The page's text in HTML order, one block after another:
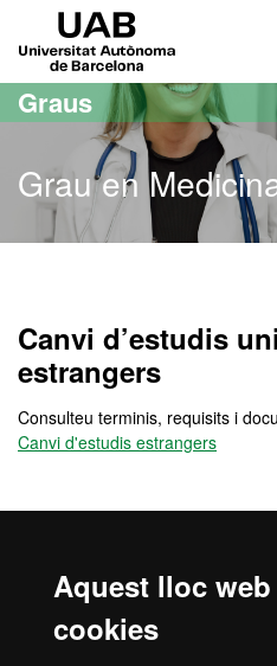
Aquest lloc
cookies
Ves al contingut principal
Ves a la navegació de la pàgina
Graus
Grau en
Canvi d’estudis
estrangers
Consulteu terminis, requisits i
Canvi d'estudis estrangers
Avís legal Protecció de
Accessibilitat web